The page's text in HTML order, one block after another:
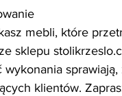
mebli, które
ze sklepu
wykonania
klientów.